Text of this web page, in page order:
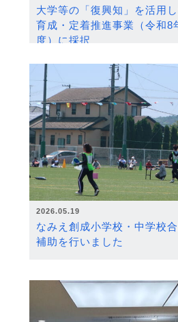
大学等の「復興知」を活用
育成・定着推進事業（令和8
度）に採択
2026.05.19
なみえ創成小学校・中学校
補助を行いました